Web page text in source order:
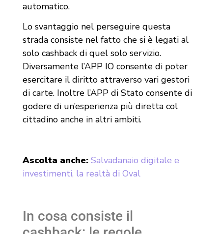
automatico.
Lo svantaggio nel perseguire questa
strada consiste nel fatto che si è legati al
solo cashback di quel solo servizio.
Diversamente l’APP IO consente di poter
esercitare il diritto attraverso vari gestori
di carte. Inoltre l’APP di Stato consente di
godere di un’esperienza più diretta col
cittadino anche in altri ambiti.
Ascolta anche: Salvadanaio digitale e
investimenti, la realtà di Oval
In cosa consiste il